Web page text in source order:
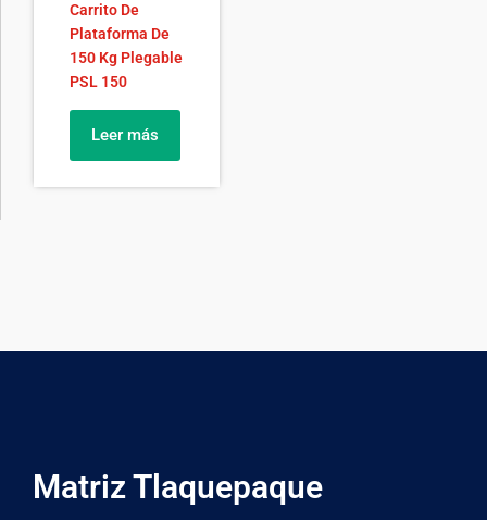
Carrito De
Plataforma De
150 Kg Plegable
PSL 150
Leer más
Matriz Tlaquepaque